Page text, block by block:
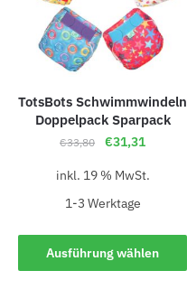
TotsBots Schwimmwindeln
Doppelpack Sparpack
€33,80 €31,31
inkl. 19 % MwSt.
1-3 Werk­ta­ge
Ausführung wählen